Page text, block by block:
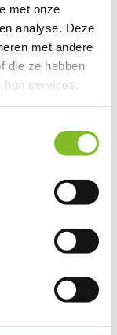
met onze
analyse. Deze
met andere
die ze hebben
services.
Harness +